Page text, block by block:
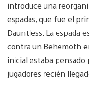
introduce una
espadas, que fue el
Dauntless. La espada
contra un Behemoth
inicial estaba pensado
jugadores recién